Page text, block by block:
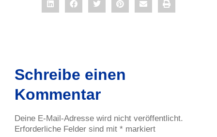
Schreibe einen
Kommentar
Deine E-Mail-Adresse wird nicht veröffentlicht.
Erforderliche Felder sind mit * markiert